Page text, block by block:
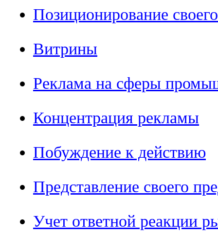
Позиционирование
Витрины
Реклама на сферы
Концентрация рекламы
Побуждение к действию
Представление своего
Учет ответной реакции